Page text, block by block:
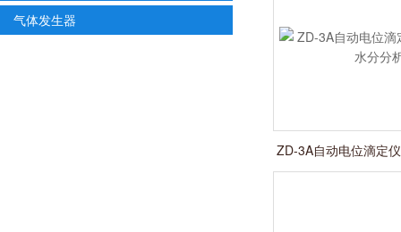
气体发生器
ZD-3A自动电位滴定
分析